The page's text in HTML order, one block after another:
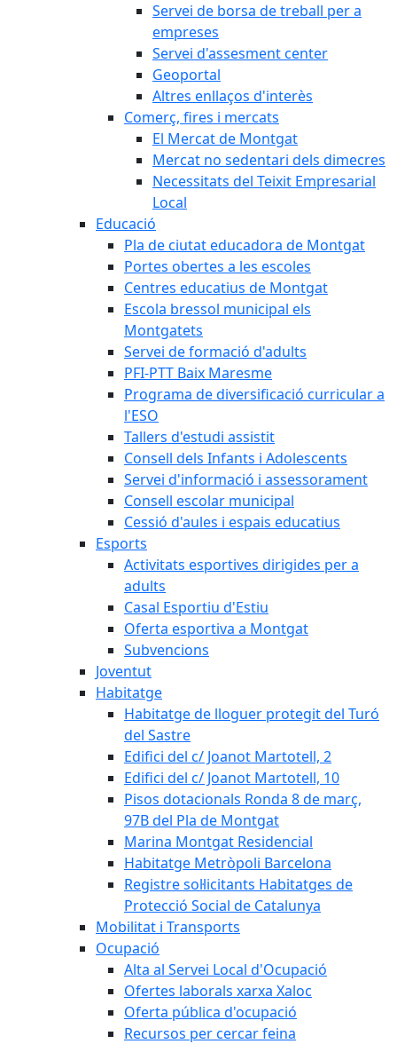
Servei de borsa de treball per a
empreses
Servei d'assesment center
Geoportal
Altres enllaços d'interès
Comerç, fires i mercats
El Mercat de Montgat
Mercat no sedentari dels dimecres
Necessitats del Teixit Empresarial
Local
Educació
Pla de ciutat educadora de Montgat
Portes obertes a les escoles
Centres educatius de Montgat
Escola bressol municipal els
Montgatets
Servei de formació d'adults
PFI-PTT Baix Maresme
Programa de diversificació curricular a
l'ESO
Tallers d'estudi assistit
Consell dels Infants i Adolescents
Servei d'informació i assessorament
Consell escolar municipal
Cessió d'aules i espais educatius
Esports
Activitats esportives dirigides per a
adults
Casal Esportiu d'Estiu
Oferta esportiva a Montgat
Subvencions
Joventut
Habitatge
Habitatge de lloguer protegit del Turó
del Sastre
Edifici del c/ Joanot Martotell, 2
Edifici del c/ Joanot Martotell, 10
Pisos dotacionals Ronda 8 de març,
97B del Pla de Montgat
Marina Montgat Residencial
Habitatge Metròpoli Barcelona
Registre sol·licitants Habitatges de
Protecció Social de Catalunya
Mobilitat i Transports
Ocupació
Alta al Servei Local d'Ocupació
Ofertes laborals xarxa Xaloc
Oferta pública d'ocupació
Recursos per cercar feina